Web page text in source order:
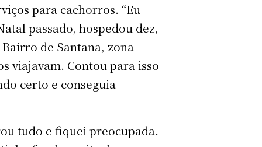
para cachorros. “Eu
passado, hospedou dez,
de Santana, zona
viajavam. Contou para isso
certo e conseguia
tudo e fiquei preocupada.